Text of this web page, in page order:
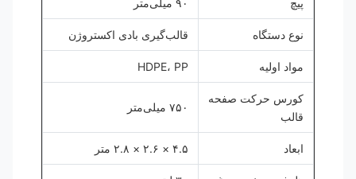
نوع دستگاه قالب‌گیری بادی اکستروژن
مواد اولیه HDPE، PP
کورس حرکت صفحه
۷۵۰ میلی‌متر